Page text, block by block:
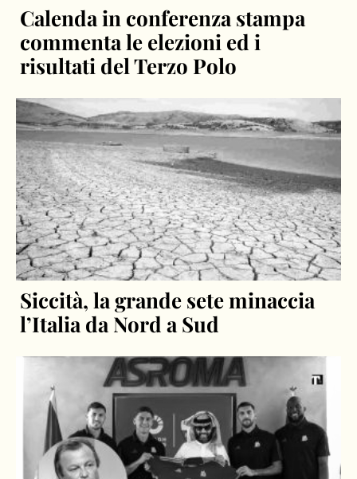
Calenda in conferenza stampa
commenta le elezioni ed i
risultati del Terzo Polo
Siccità, la grande sete minaccia
l’Italia da Nord a Sud